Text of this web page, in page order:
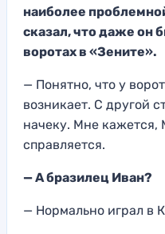
наиболее
сказал, что даже он
воротах в «Зените».
— Понятно, что у
возникает. С другой
начеку. Мне
справляется.
— А бразилец Иван?
— Нормально играл в